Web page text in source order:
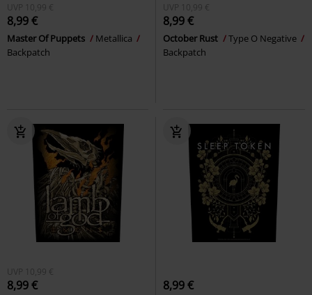
UVP 10,99 €
8,99 €
Master Of Puppets
Metallica
Backpatch
UVP 10,99 €
8,99 €
October Rust
Type O Negative
Backpatch
UVP 10,99 €
8,99 € 8,99 €